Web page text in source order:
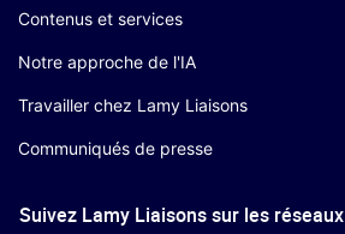
Contenus et services
Notre approche de l'IA
Travailler chez Lamy Liaisons
Communiqués de presse
Suivez Lamy Liaisons sur les réseaux